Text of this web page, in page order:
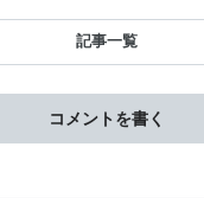
記事一覧
コメントを書く